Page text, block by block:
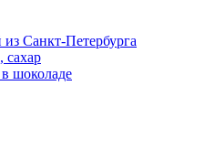
Санкт-Петербурга
сахар
шоколаде